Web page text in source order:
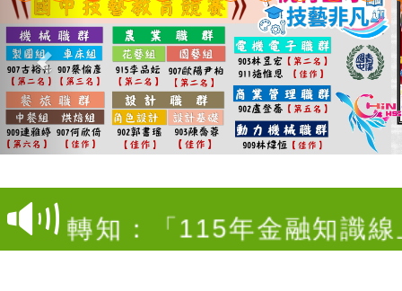
【甄選結果(第4招)】公告
度第1學期第9次代理教師
招)
【甄選結果(第12招)】公
度第1學期第7次代理教師
招)
轉知：桃園市115學年度
師生本土語及新住民語歌
轉知：「桃園市115學年
實施要點」
轉知：「115年金融知識
法」